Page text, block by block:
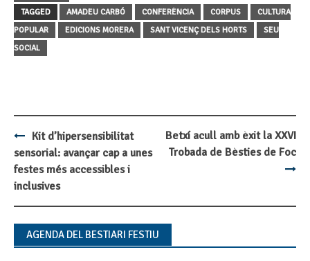
TAGGED
AMADEU CARBÓ CONFERÈNCIA CORPUS
CULTURA
POPULAR
EDICIONS MORERA SANT VICENÇ DELS HORTS
SEU
SOCIAL
Post
navigation
Kit d’hipersensibilitat
sensorial: avançar cap a unes
festes més accessibles i
inclusives
Betxí acull amb èxit la XXVI
Trobada de Bèsties de Foc
AGENDA DEL BESTIARI FESTIU